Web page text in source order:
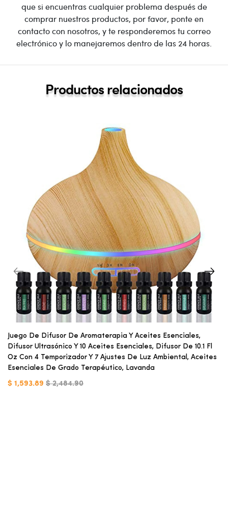
que si encuentras cualquier problema después de
comprar nuestros productos, por favor, ponte en
contacto con nosotros, y te responderemos tu correo
electrónico y lo manejaremos dentro de las 24 horas.
Productos relacionados
Juego De Difusor De Aromaterapia Y Aceites Esenciales,
Difusor Ultrasónico Y 10 Aceites Esenciales, Difusor De 10.1 Fl
Oz Con 4 Temporizador Y 7 Ajustes De Luz Ambiental, Aceites
Esenciales De Grado Terapéutico, Lavanda
$ 1,593.89 $ 2,484.90